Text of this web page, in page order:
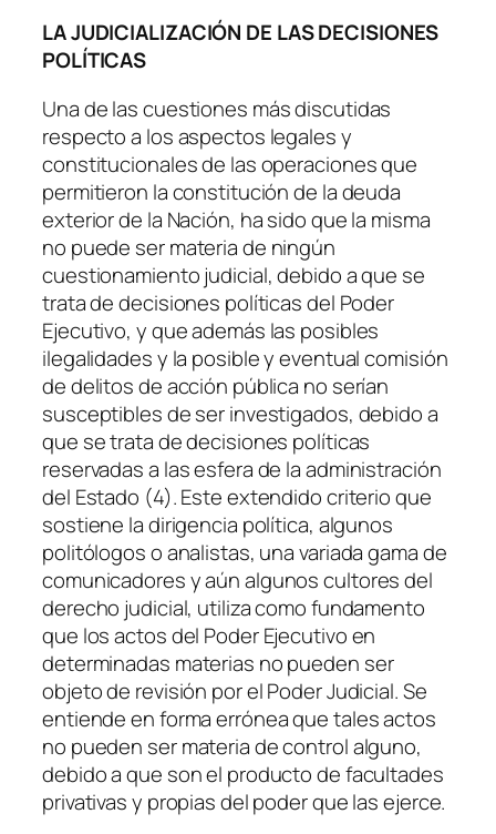
LA JUDICIALIZACIÓN DE LAS DECISIONES
POLÍTICAS
Una de las cuestiones más discutidas
respecto a los aspectos legales y
constitucionales de las operaciones que
permitieron la constitución de la deuda
exterior de la Nación, ha sido que la misma
no puede ser materia de ningún
cuestionamiento judicial, debido a que se
trata de decisiones políticas del Poder
Ejecutivo, y que además las posibles
ilegalidades y la posible y eventual comisión
de delitos de acción pública no serían
susceptibles de ser investigados, debido a
que se trata de decisiones políticas
reservadas a las esfera de la administración
del Estado (4). Este extendido criterio que
sostiene la dirigencia política, algunos
politólogos o analistas, una variada gama de
comunicadores y aún algunos cultores del
derecho judicial, utiliza como fundamento
que los actos del Poder Ejecutivo en
determinadas materias no pueden ser
objeto de revisión por el Poder Judicial. Se
entiende en forma errónea que tales actos
no pueden ser materia de control alguno,
debido a que son el producto de facultades
privativas y propias del poder que las ejerce.